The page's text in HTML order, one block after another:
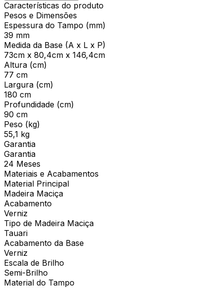
Características do produto
Pesos e Dimensões
Espessura do Tampo (mm)
39 mm
Medida da Base (A x L x P)
73cm x 80,4cm x 146,4cm
Altura (cm)
77 cm
Largura (cm)
180 cm
Profundidade (cm)
90 cm
Peso (kg)
55,1 kg
Garantia
Garantia
24 Meses
Materiais e Acabamentos
Material Principal
Madeira Maciça
Acabamento
Verniz
Tipo de Madeira Maciça
Tauari
Acabamento da Base
Verniz
Escala de Brilho
Semi-Brilho
Material do Tampo